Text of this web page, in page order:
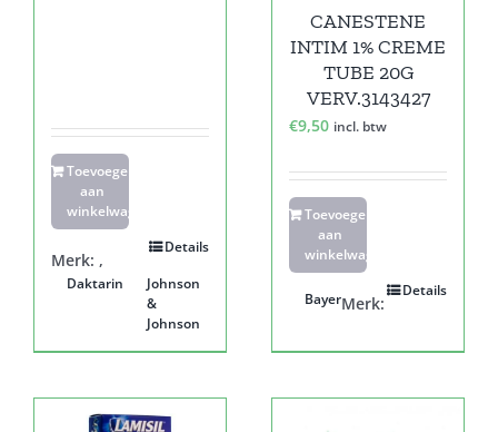
Toevoegen
aan
winkelwagen
Details
Merk:
Daktarin
,
Johnson
&
Johnson
CANESTENE
INTIM 1% CREME
TUBE 20G
VERV.3143427
€9,50 incl. btw
Toevoegen
aan
winkelwagen
Details
Merk:
Bayer